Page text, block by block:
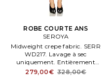
ROBE COURTE ANS
SEROYA
Midweight crepe fabric. SERR
WD217. Lavage à sec
uniquement. Entièrement
doublé. Size S. Fabriqué en
279,00€ 328,00€